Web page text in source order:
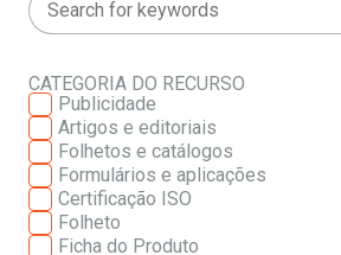
CATEGORIA DO RECURSO
Publicidade
Artigos e editoriais
Folhetos e catálogos
Formulários e aplicações
Certificação ISO
Folheto
Ficha do Produto